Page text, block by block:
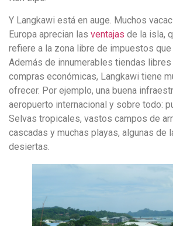
Y Langkawi está en auge. Muchos
Europa aprecian las ventajas de la isla,
Además de innumerables tiendas
compras económicas, Langkawi tiene
ofrecer. Por ejemplo, una buena
Selvas tropicales, vastos campos de
cascadas y muchas playas, algunas de
desiertas.